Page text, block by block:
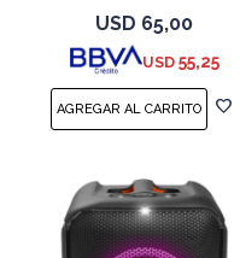
USD 65,00
USD 55,25